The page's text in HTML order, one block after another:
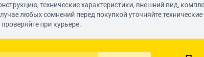
технические характеристики, внешний вид,
любых сомнений перед покупкой уточняйте
при курьере.